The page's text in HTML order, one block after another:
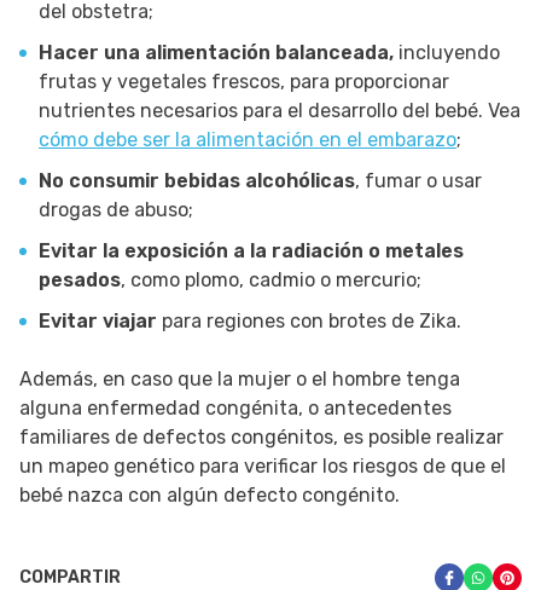
del obstetra;
Hacer una alimentación balanceada, incluyendo
frutas y vegetales frescos, para proporcionar
nutrientes necesarios para el desarrollo del bebé. Vea
cómo debe ser la alimentación en el embarazo;
No consumir bebidas alcohólicas, fumar o usar
drogas de abuso;
Evitar la exposición a la radiación o metales
pesados, como plomo, cadmio o mercurio;
Evitar viajar para regiones con brotes de Zika.
Además, en caso que la mujer o el hombre tenga
alguna enfermedad congénita, o antecedentes
familiares de defectos congénitos, es posible realizar
un mapeo genético para verificar los riesgos de que el
bebé nazca con algún defecto congénito.
COMPARTIR